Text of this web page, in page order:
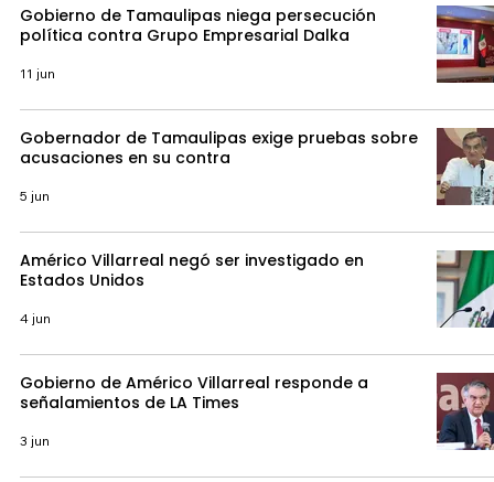
Gobierno de Tamaulipas niega persecución
política contra Grupo Empresarial Dalka
11 jun
Gobernador de Tamaulipas exige pruebas sobre
acusaciones en su contra
5 jun
Américo Villarreal negó ser investigado en
Estados Unidos
4 jun
Gobierno de Américo Villarreal responde a
señalamientos de LA Times
3 jun